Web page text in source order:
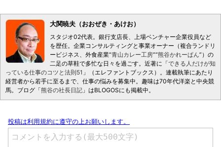
大関暁夫（おおぜき・あけお）
スタジオ02代表。銀行支店長、上場ベンチャー企業役員など
を歴任。企業コンサルティングと事業オーナー（複合ランドリ
ービジネス、外食産業“青山カレー工房”“熊谷かれーぱん”）の
二足の草鞋で多忙な日々を過ごす。近著に「できる人だけが知
っている仕事のコツと法則51 」（エレファントブックス）。連載執筆にあたり
経営者から若手に至るまで、仕事の悩みを募集中。趣味は70年代洋楽と中央競
馬。ブログ「熊谷の社長日記 」はBLOGOSにも掲載中。